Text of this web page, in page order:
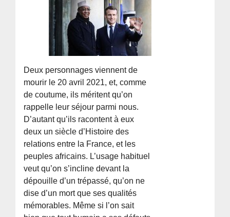
Deux personnages viennent de
mourir le 20 avril 2021, et, comme
de coutume, ils méritent qu’on
rappelle leur séjour parmi nous.
D’autant qu’ils racontent à eux
deux un siècle d’Histoire des
relations entre la France, et les
peuples africains. L’usage habituel
veut qu’on s’incline devant la
dépouille d’un trépassé, qu’on ne
dise d’un mort que ses qualités
mémorables. Même si l’on sait